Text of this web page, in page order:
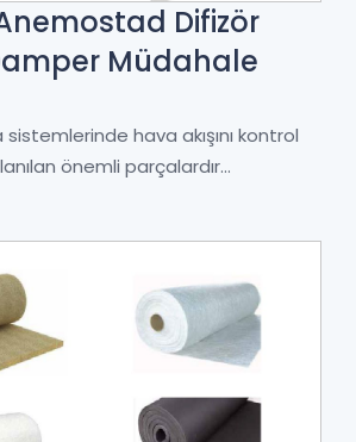
Difizör
Müdahale
hava akışını kontrol
önemli parçalardır...